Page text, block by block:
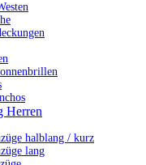
Herren
halblang / kurz
lang